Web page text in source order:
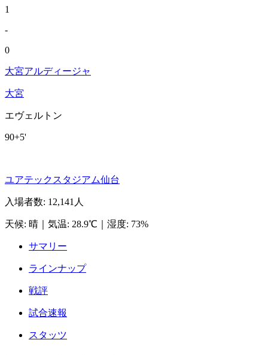
1
-
0
大宮アルディージャ
大宮
エヴェルトン
90+5'
ユアテックスタジアム仙台
入場者数: 12,141人
天候: 晴 気温: 28.9℃ 湿度: 73%
サマリー
ラインナップ
戦評
試合速報
スタッツ